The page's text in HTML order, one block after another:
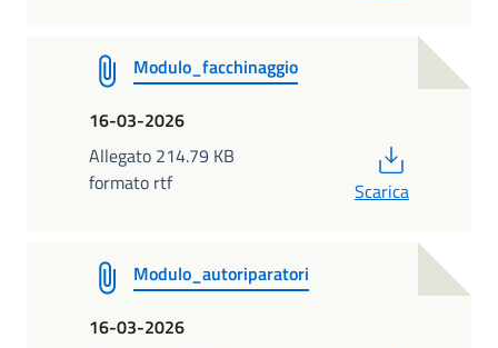
Modulo_facchinaggio
16-03-2026
Allegato 214.79 KB
formato rtf
Scarica
Modulo_autoriparatori
16-03-2026